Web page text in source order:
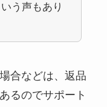
う声もあり
合などは、返品
るのでサポート